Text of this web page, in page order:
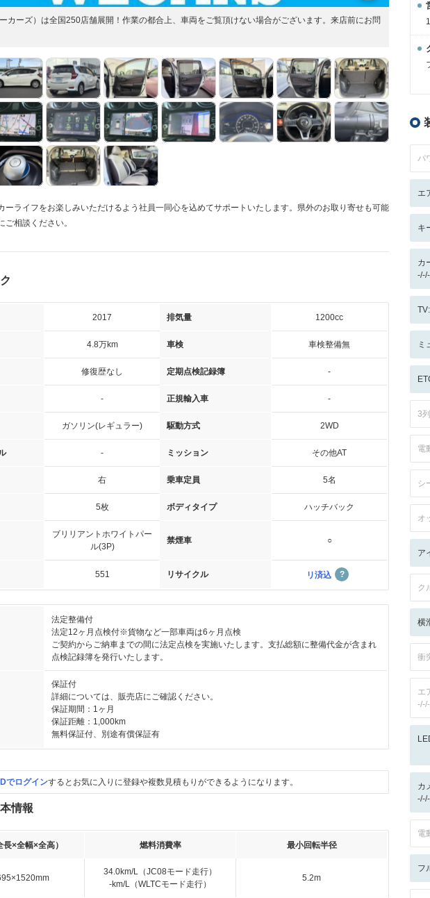
カーズ）は全国250店舗展開！作業の都合上、車両をご覧頂けない場合がございます。来店前にお問
ーライフをお楽しみいただけるよう社員一同心を込めてサポートいたします。県外のお取り寄せも可能
ご相談ください。
2017 排気量 1200cc
4.8万km 車検 車検整備無
修復歴なし 定期点検記録簿 -
- 正規輸入車 -
ガソリン(レギュラー) 駆動方式 2WD
- ミッション その他AT
右 乗車定員 5名
5枚 ボディタイプ ハッチバック
ブリリアントホワイトパー
ル(3P)
禁煙車 ○
551 リサイクル リ済込
法定整備付
法定12ヶ月点検付※貨物など一部車両は6ヶ月点検
ご契約からご納車までの間に法定点検を実施いたします。支払総額に整備代金が含まれ
点検記録簿を発行いたします。
保証付
詳細については、販売店にご確認ください。
保証期間：1ヶ月
保証距離：1,000km
無料保証付、別途有償保証有
でログインするとお気に入りに登録や複数見積もりができるようになります。
情報
×全幅×全高） 燃料消費率 最小回転半径
34.0km/L（JC08モード走行）
-km/L（WLTCモード走行）
5.2m
パ
エ
キ
カ
ミ
3
電
シ
オ
ア
ク
横
衝
エ
カ
電
フ